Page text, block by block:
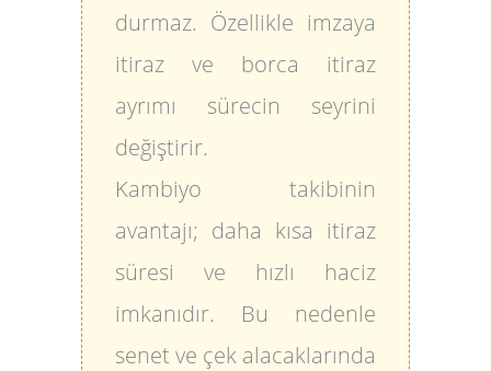
durmaz. Özellikle imzaya
itiraz ve borca itiraz
ayrımı sürecin seyrini
değiştirir.
Kambiyo takibinin
avantajı; daha kısa itiraz
süresi ve hızlı haciz
imkanıdır. Bu nedenle
senet ve çek alacaklarında